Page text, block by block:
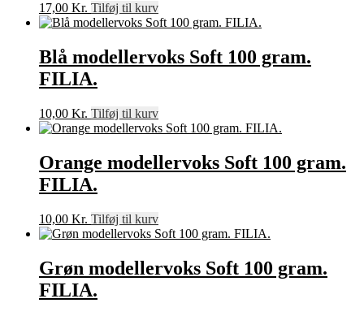
17,00 Kr. Tilføj til kurv
Blå modellervoks Soft 100 gram.
FILIA.
10,00 Kr. Tilføj til kurv
Orange modellervoks Soft 100 gram.
FILIA.
10,00 Kr. Tilføj til kurv
Grøn modellervoks Soft 100 gram.
FILIA.